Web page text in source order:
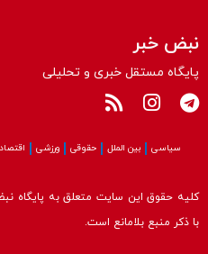
نبض خبر
پایگاه مستقل خبری و تحلیلی
سیاسی بین الملل حقوقی ورزشی
کلیه حقوق این سایت متعلق به پایگاه
با ذکر منبع بلامانع است.